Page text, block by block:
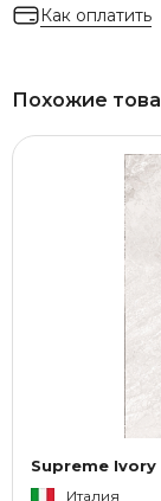
Как оплатить
Похожие
Supreme
Италия